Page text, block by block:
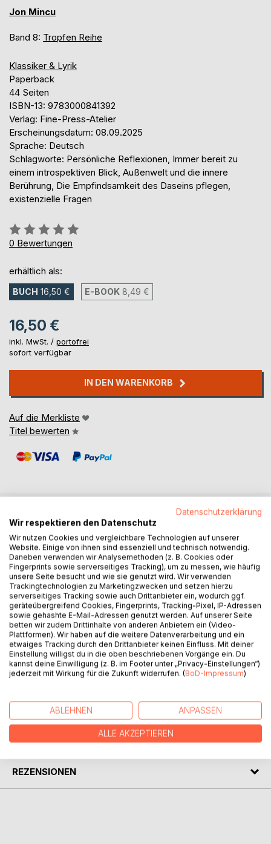
Jon Mincu
Band 8: Tropfen Reihe
Klassiker & Lyrik
Paperback
44 Seiten
ISBN-13: 9783000841392
Verlag: Fine-Press-Atelier
Erscheinungsdatum: 08.09.2025
Sprache: Deutsch
Schlagworte: Persönliche Reflexionen, Immer bereit zu
einem introspektiven Blick, Außenwelt und die innere
Berührung, Die Empfindsamkeit des Daseins pflegen,
existenzielle Fragen
Bewertung::
0%
0 Bewertungen
erhältlich als:
BUCH 16,50 € E-BOOK 8,49 €
16,50 €
inkl. MwSt. / portofrei
sofort verfügbar
IN DEN WARENKORB
Auf die Merkliste
Titel bewerten
BESCHREIBUNG
Auch mit diesem Büchlein werden Gedanken und
Reflexionen in den Wind verstreut, d. h. in die Leere. Sie
werden angeblich in den Wind verstreut - für die
kreischenden Gedränge bei dem Hip-Hop-Geschrei doch
nicht geeignet - jedoch in der Hoffnung, dass sie , wie die
Früchte der Lindensamen, die in der Luft wie miniaturartige
Propeller sich drehend, vielleicht irgendwo, irgendwie auf
einem geeigneten "Boden" fallen, einen empfänglichen
Geist finden, um einen erhabenen Gedanke oder einen
erfreulichen Traum zu wirken.
AUTOR/IN
PRESSESTIMMEN
REZENSIONEN
Datenschutzerklärung
Wir respektieren den Datenschutz
Wir nutzen Cookies und vergleichbare Technologien auf unserer
Website. Einige von ihnen sind essenziell und technisch notwendig.
Daneben verwenden wir Analysemethoden (z. B. Cookies oder
Fingerprints sowie serverseitiges Tracking), um zu messen, wie häufig
unsere Seite besucht und wie sie genutzt wird. Wir verwenden
Trackingtechnologien zu Marketingzwecken und setzen hierzu
serverseitiges Tracking sowie auch Drittanbieter ein, wodurch ggf.
geräteübergreifend Cookies, Fingerprints, Tracking-Pixel, IP-Adressen
sowie gehashte E-Mail-Adressen genutzt werden. Auf unserer Seite
betten wir zudem Drittinhalte von anderen Anbietern ein (Video-
Plattformen). Wir haben auf die weitere Datenverarbeitung und ein
etwaiges Tracking durch den Drittanbieter keinen Einfluss. Mit deiner
Einstellung willigst du in die oben beschriebenen Vorgänge ein. Du
kannst deine Einwilligung (z. B. im Footer unter „Privacy-Einstellungen“)
jederzeit mit Wirkung für die Zukunft widerrufen. (BoD-Impressum)
ABLEHNEN ANPASSEN
ALLE AKZEPTIEREN